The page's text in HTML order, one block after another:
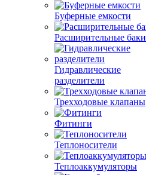
Буферные емкости
Расширительные баки
Гидравлические
разделители
Трехходовые клапаны
Фитинги
Теплоносители
Теплоаккумуляторы